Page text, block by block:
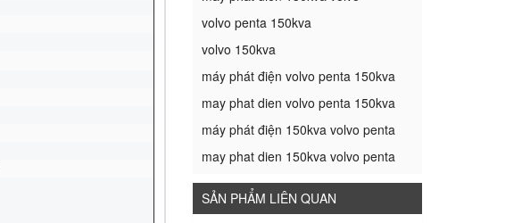
volvo penta 150kva
volvo 150kva
máy phát điện volvo penta 150kva
may phat dien volvo penta 150kva
máy phát điện 150kva volvo penta
may phat dien 150kva volvo penta
SẢN PHẨM LIÊN QUAN